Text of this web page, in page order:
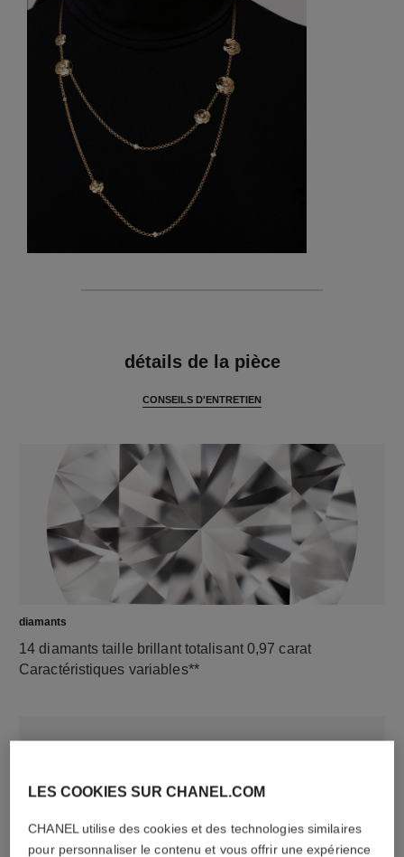
détails de la pièce
CONSEILS D'ENTRETIEN
diamants
14 diamants taille brillant totalisant 0,97 carat
Caractéristiques variables**
LES COOKIES SUR CHANEL.COM
CHANEL utilise des cookies et des technologies similaires
pour personnaliser le contenu et vous offrir une expérience